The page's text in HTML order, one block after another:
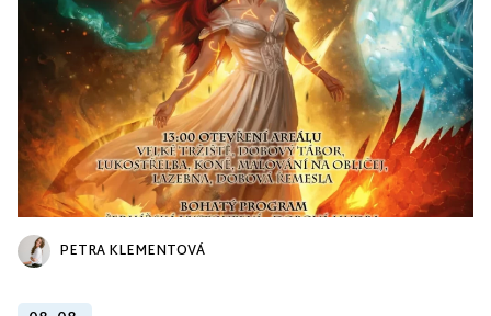
PETRA KLEMENTOVÁ